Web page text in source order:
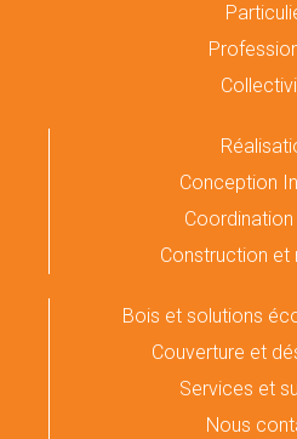
Conception
Construction et
Bois et solutions
Couverture et
Services et
Nous